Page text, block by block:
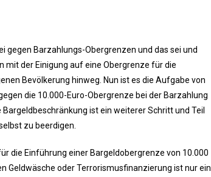
gegen Barzahlungs-Obergrenzen und das sei und
mit der Einigung auf eine Obergrenze für die
Bevölkerung hinweg. Nun ist es die Aufgabe von
die 10.000-Euro-Obergrenze bei der Barzahlung
ist ein weiterer Schritt und Teil
zu beerdigen.
die Einführung einer Bargeldobergrenze von 10.000
Geldwäsche oder Terrorismusfinanzierung ist nur ein